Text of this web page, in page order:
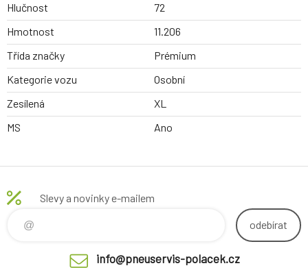
Hlučnost
72
Hmotnost
11.206
Třída značky
Prémium
Kategorie vozu
Osobní
Zesílená
XL
MS
Ano
Slevy a novinky e-mailem
odebírat
info@pneuservis-polacek.cz